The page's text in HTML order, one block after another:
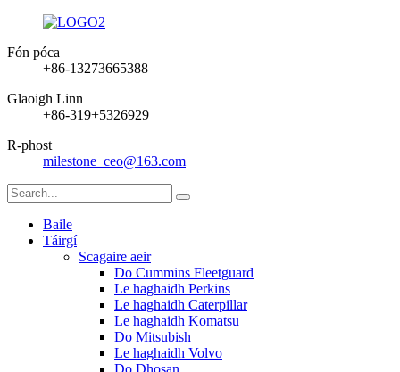
Fón póca
+86-13273665388
Glaoigh Linn
+86-319+5326929
R-phost
milestone_ceo@163.com
Baile
Táirgí
Scagaire aeir
Do Cummins Fleetguard
Le haghaidh Perkins
Le haghaidh Caterpillar
Le haghaidh Komatsu
Do Mitsubish
Le haghaidh Volvo
Do Dhosan